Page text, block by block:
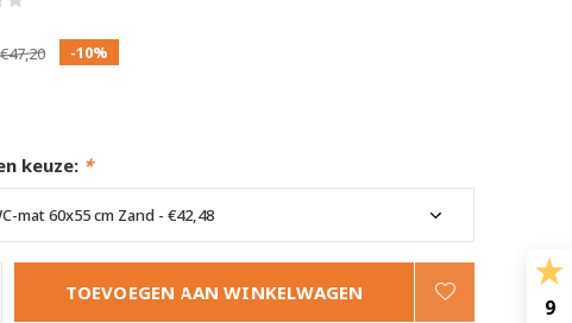
€47,20 -10%
keuze: *
TOEVOEGEN AAN WINKELWAGEN
9